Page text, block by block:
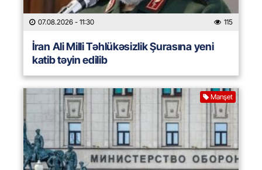
07.08.2026 - 11:30 115
İran Ali Milli Təhlükəsizlik Şurasına yeni
katib təyin edilib
Manşet